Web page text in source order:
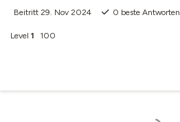
Beitritt 29. Nov 2024 0 beste Antworten
Level 1 100